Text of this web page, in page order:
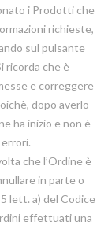
i Prodotti che
richieste,
sul pulsante
ricorda che è
e correggere
dopo averlo
ha inizio e non è
che l’Ordine è
in parte o
lett. a) del Codice
effettuati una